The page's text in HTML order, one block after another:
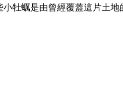
牡蠣是由曾經覆蓋這片土地